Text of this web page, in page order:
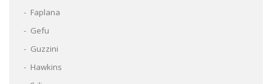
Faplana
Gefu
Guzzini
Hawkins